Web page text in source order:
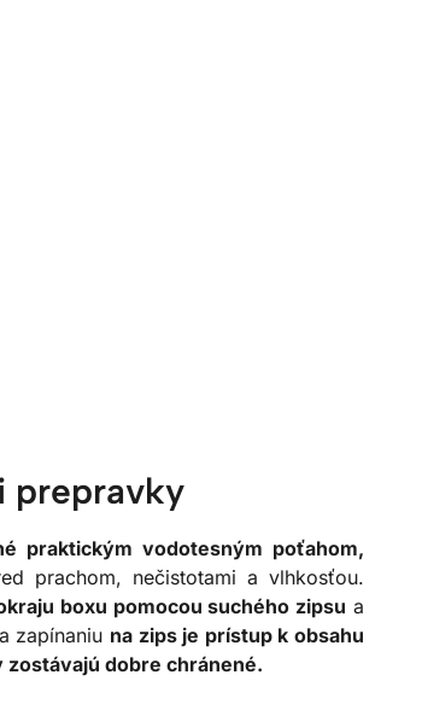
prepravky
praktickým vodotesným poťahom,
prachom, nečistotami a vlhkosťou.
boxu pomocou suchého zipsu a
zapínaniu na zips je prístup k obsahu
zostávajú dobre chránené.